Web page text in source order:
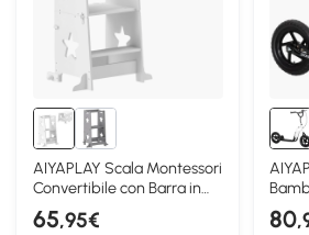
AIYAPLAY Scala Montessori
Convertibile con Barra in
Legno Bianco
65,95€ 80